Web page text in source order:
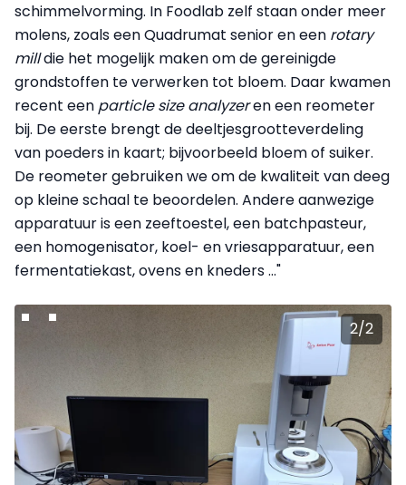
schimmelvorming. In Foodlab zelf staan onder meer
molens, zoals een Quadrumat senior en een rotary
milldie het mogelijk maken om de gereinigde
grondstoffen te verwerken tot bloem. Daar kwamen
recent een particle size analyzeren een reometer
bij. De eerste brengt de deeltjesgrootteverdeling
van poeders in kaart; bijvoorbeeld bloem of suiker.
De reometer gebruiken we om de kwaliteit van deeg
op kleine schaal te beoordelen. Andere aanwezige
apparatuur is een zeeftoestel, een batchpasteur,
een homogenisator, koel- en vriesapparatuur, een
fermentatiekast, ovens en kneders …"
2/2